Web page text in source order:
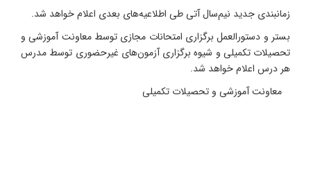
زمانبندی جدید نیم‌سال آتی طی اطلاعیه‌های بعدی اعلام خواهد شد.
بستر و دستورالعمل برگزاری امتحانات مجازی توسط معاونت آموزشی و
تحصیلات تکمیلی و شیوه برگزاری آزمون‌های غیرحضوری توسط مدرس
هر درس اعلام خواهد شد.
معاونت آموزشی و تحصیلات تکمیلی